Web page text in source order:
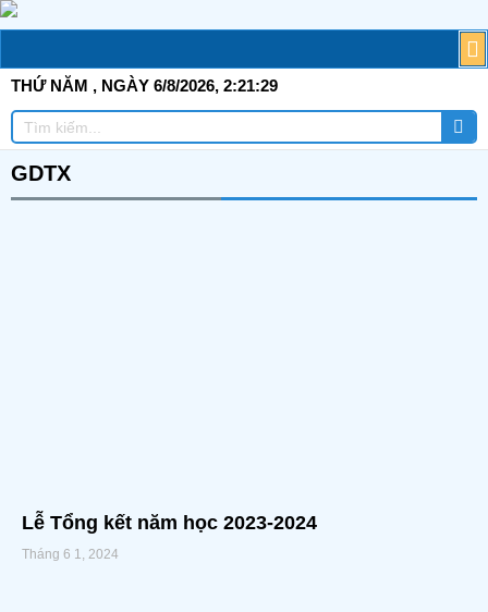
Skip
to
THỨ NĂM , NGÀY 6/8/2026, 2:21:30
Tìm
kiếm
GDTX
Lễ Tổng kết năm học 2023-2024
Tháng 6 1, 2024